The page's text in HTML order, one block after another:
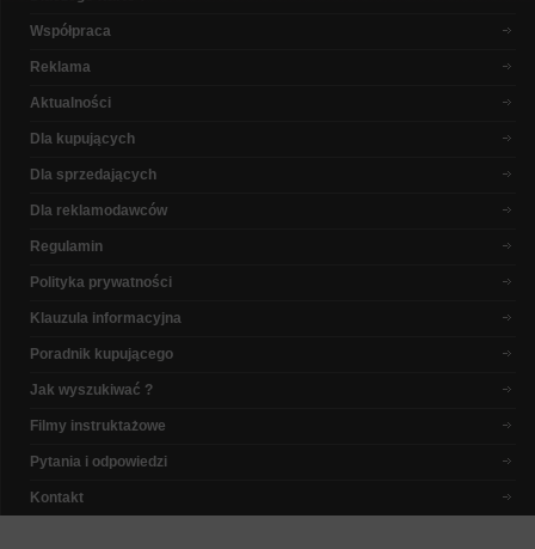
Współpraca
Reklama
Aktualności
Dla kupujących
Dla sprzedających
Dla reklamodawców
Regulamin
Polityka prywatności
Klauzula informacyjna
Poradnik kupującego
Jak wyszukiwać ?
Filmy instruktażowe
Pytania i odpowiedzi
Kontakt